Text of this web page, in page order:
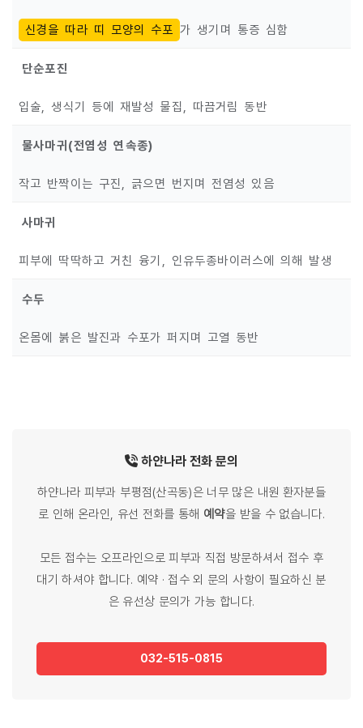
신경을 따라 띠 모양의 수포 가 생기며 통증 심함
단순포진
입술, 생식기 등에 재발성 물집, 따끔거림 동반
물사마귀(전염성 연속종)
작고 반짝이는 구진, 긁으면 번지며 전염성 있음
사마귀
피부에 딱딱하고 거친 융기, 인유두종바이러스에 의해 발생
수두
온몸에 붉은 발진과 수포가 퍼지며 고열 동반
하얀나라 전화 문의
하얀나라 피부과 부평점(산곡동)은 너무 많은 내원 환자분들
로 인해 온라인, 유선 전화를 통해 예약을 받을 수 없습니다.
모든 접수는 오프라인으로 피부과 직접 방문하셔서 접수 후
대기 하셔야 합니다. 예약 · 접수 외 문의 사항이 필요하신 분
은 유선상 문의가 가능 합니다.
032-515-0815